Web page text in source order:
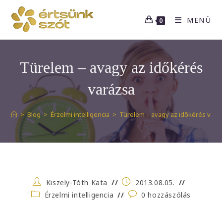
content
0 MENÜ
Türelem – avagy az időkérés
varázsa
> Blog > Érzelmi intelligencia > Türelem – avagy az időkérés
Post
author:
Kiszely-Tóth Kata
Post
published:
2013.08.05.
PostÉrzelmi intelligencia
Post0 hozzászólás